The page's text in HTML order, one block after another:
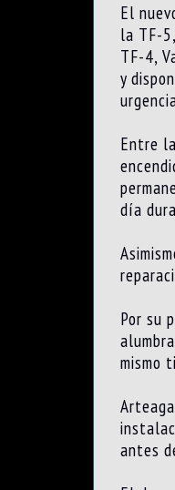
El
la TF-
TF-4,
y
Entre
día
Por su
mismo
antes